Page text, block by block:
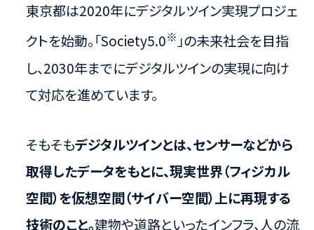
東京都は2020年にデジタルツイン実現プロジェ
クトを始動。「Society5.0※」の未来社会を目指
し、2030年までにデジタルツインの実現に向け
て対応を進めています。
そもそもデジタルツインとは、センサーなどから
取得したデータをもとに、現実世界（フィジカル
空間）を仮想空間（サイバー空間）上に再現する
技術のこと。建物や道路といったインフラ、人の流